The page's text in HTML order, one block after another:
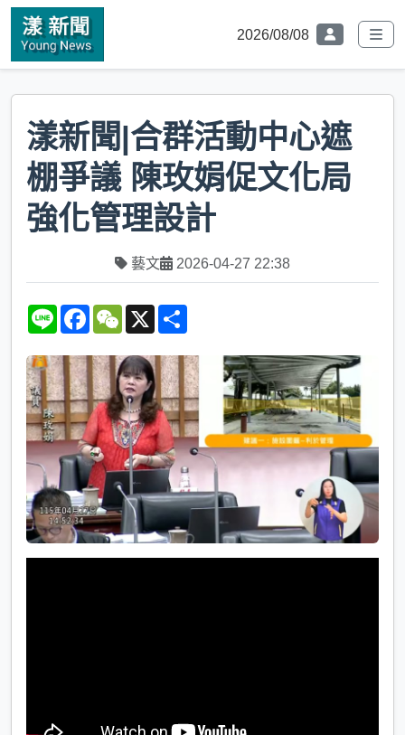
2026/08/08
漾新聞|合群活動中心遮
棚爭議 陳玫娟促文化局
強化管理設計
藝文 2026-04-27 22:38
L
e
F
e
b
o
o
k
W
h
a
t
X
r
e